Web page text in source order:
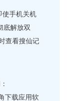
使手机关机
底解放双
查看搜仙记
下载应用软